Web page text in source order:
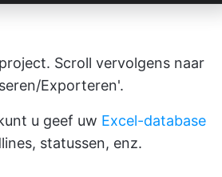
Scroll vervolgens naar
Exporteren'.
u geef uw Excel-database
statussen, enz.